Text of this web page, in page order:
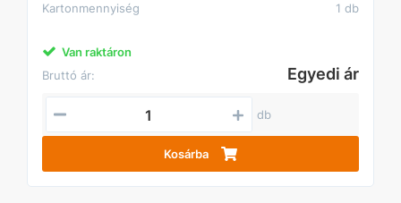
Kartonmennyiség
1 db
Van raktáron
Bruttó ár:
Egyedi ár
db
Kosárba